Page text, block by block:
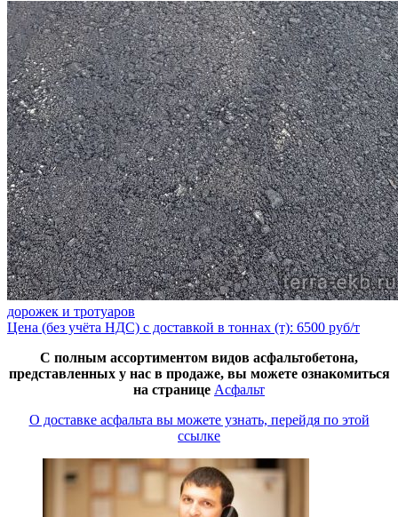
дорожек и тротуаров
Цена (без учёта НДС) с доставкой в тоннах (т): 6500 руб/т
С полным ассортиментом видов асфальтобетона,
представленных у нас в продаже, вы можете ознакомиться
на странице Асфальт
О доставке асфальта вы можете узнать, перейдя по этой
ссылке